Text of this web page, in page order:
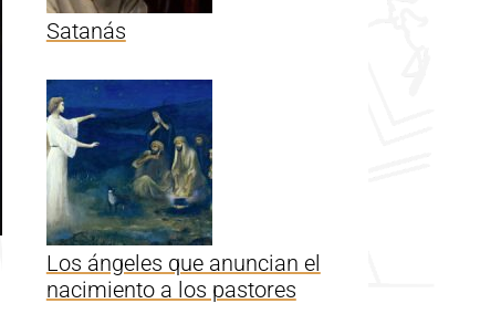
Satanás
Los ángeles que anuncian el
nacimiento a los pastores